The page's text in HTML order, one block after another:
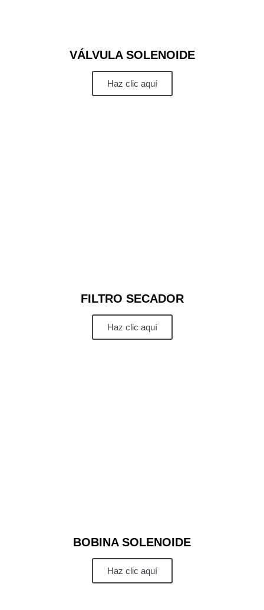
VÁLVULA SOLENOIDE
Haz clic aquí
FILTRO SECADOR
Haz clic aquí
BOBINA SOLENOIDE
Haz clic aquí